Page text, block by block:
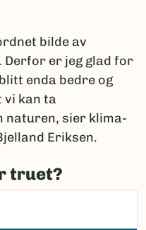
bilde av
er jeg glad for
enda bedre og
vi kan ta
naturen, sier klima-
Eriksen.
truet?